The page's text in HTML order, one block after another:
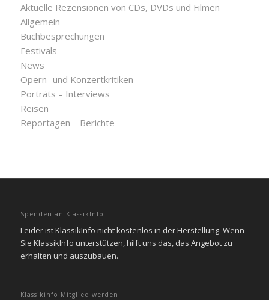
Aktuelle Rezensionen von CDs, DVDs und Filmen
Allgemein
Buchbesprechungen
Festivals
News
Opern- und Konzertkritiken
Porträts – Interviews
Reisen
Reportagen – Berichte
Spenden an KlassikInfo
Leider ist KlassikInfo nicht kostenlos in der Herstellung. Wenn
Sie KlassikInfo unterstützen, hilft uns das, das Angebot zu
erhalten und auszubauen.
Klassikinfo Mitglied werden